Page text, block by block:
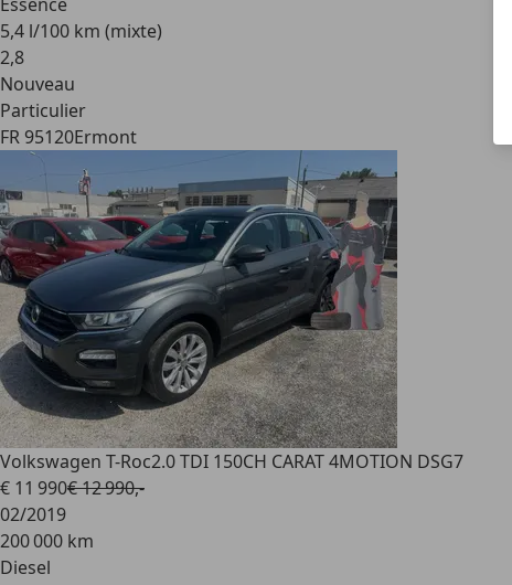
5,4 l/100 km (mixte)
2,8
Nouveau
Particulier
FR 95120Ermont
Volkswagen T-Roc2.0 TDI 150CH CARAT 4MOTION DSG7
€ 11 990€ 12 990,-
02/2019
200 000 km
Diesel